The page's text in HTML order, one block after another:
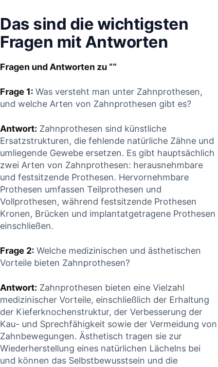
Das sind die wichtigsten⁤
Fragen mit Antworten
Fragen und Antworten zu ‌““
Frage 1: ‍Was versteht man ​unter Zahnprothesen,‍
und ‍welche Arten von Zahnprothesen⁣ gibt ‌es?
Antwort: Zahnprothesen ​sind künstliche​
Ersatzstrukturen, die fehlende⁤ natürliche Zähne und
umliegende⁤ Gewebe ersetzen. Es gibt hauptsächlich
‍zwei‍ Arten ‍von Zahnprothesen: ‌herausnehmbare
und festsitzende Prothesen. Hervornehmbare‌
Prothesen umfassen ⁤Teilprothesen und
Vollprothesen, während festsitzende Prothesen
Kronen, Brücken und implantatgetragene Prothesen
einschließen.
Frage ‌2: Welche ⁣medizinischen und ⁣ästhetischen
‌Vorteile bieten Zahnprothesen?
Antwort: ⁣Zahnprothesen bieten eine Vielzahl
medizinischer Vorteile, einschließlich der Erhaltung⁣
der Kieferknochenstruktur, der Verbesserung der
Kau- ​und‌ Sprechfähigkeit ⁤sowie der Vermeidung von
​Zahnbewegungen.⁢ Ästhetisch tragen sie zur
Wiederherstellung ⁢eines‌ natürlichen Lächelns bei
und können ⁤das​ Selbstbewusstsein‍ und⁢ die⁣